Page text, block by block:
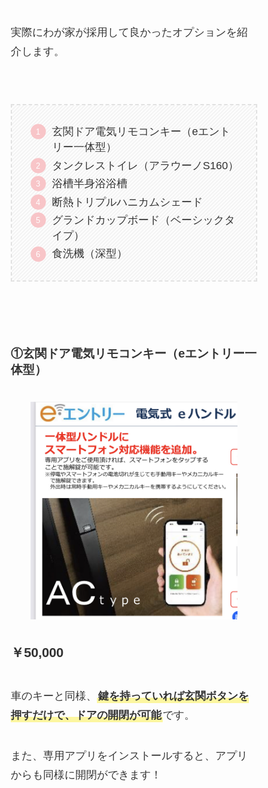
実際にわが家が採用して良かったオプションを紹
介します。
玄関ドア電気リモコンキー（eエント
リー一体型）
タンクレストイレ（アラウーノS160）
浴槽半身浴浴槽
断熱トリプルハニカムシェード
グランドカップボード（ベーシックタ
イプ）
食洗機（深型）
①玄関ドア電気リモコンキー（eエントリー一
体型）
￥50,000
車のキーと同様、 鍵を持っていれば玄関ボタンを
押すだけで、ドアの開閉が可能です。
また、専用アプリをインストールすると、アプリ
からも同様に開閉ができます！